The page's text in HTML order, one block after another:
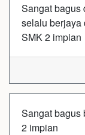
Sangat bagus
selalu berjaya
SMK 2 impian
Sangat bagus
2 impian